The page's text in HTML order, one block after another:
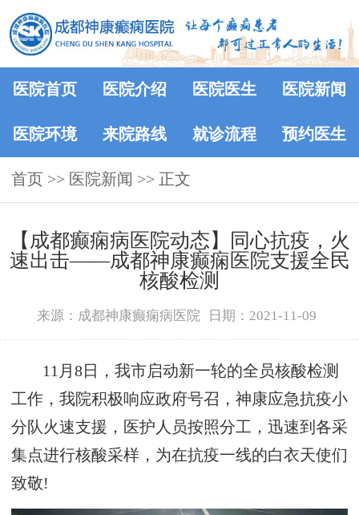
医院首页 医院介绍 医院医生 医院新闻
医院环境 来院路线 就诊流程 预约医生
首页 >> 医院新闻 >> 正文
【成都癫痫病医院动态】同心抗疫，火
速出击——成都神康癫痫医院支援全民
核酸检测
来源：成都神康癫痫病医院 日期：2021-11-09
11月8日，我市启动新一轮的全员核酸检测
工作，我院积极响应政府号召，神康应急抗疫小
分队火速支援，医护人员按照分工，迅速到各采
集点进行核酸采样，为在抗疫一线的白衣天使们
致敬!